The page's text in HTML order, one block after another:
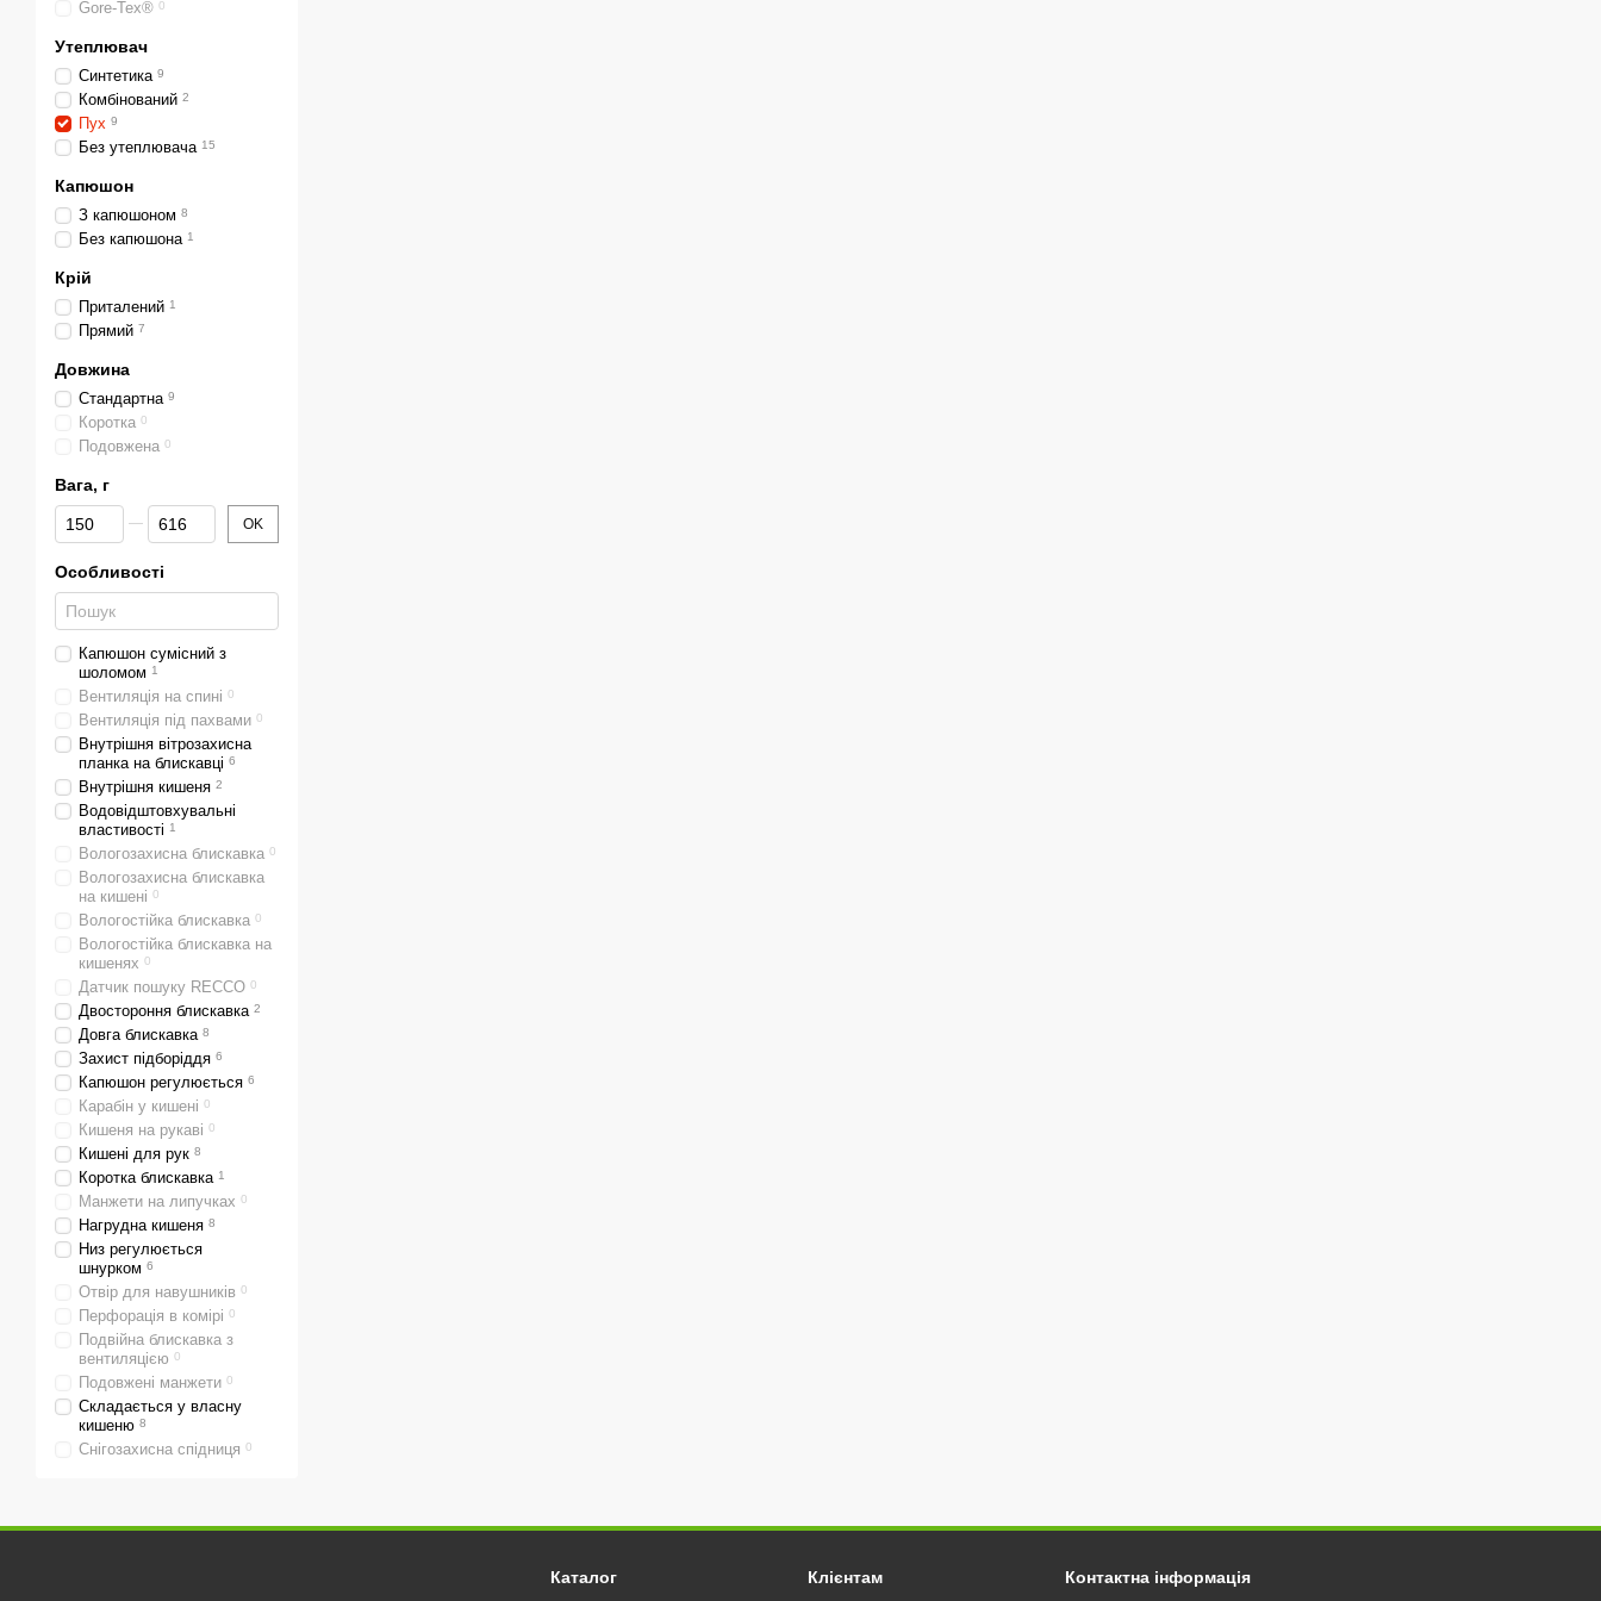
Gore-Tex® 0
Утеплювач
Синтетика 9
Комбінований 2
Пух 9
Без утеплювача 15
Капюшон
З капюшоном 8
Без капюшона 1
Крій
Приталений 1
Прямий 7
Довжина
Стандартна 9
Коротка 0
Подовжена 0
Вага, г
Від Вага, г
До Вага, г OK
Особливості
Капюшон сумісний з
шоломом 1
Вентиляція на спині 0
Вентиляція під пахвами 0
Внутрішня вітрозахисна
планка на блискавці 6
Внутрішня кишеня 2
Водовідштовхувальні
властивості 1
Вологозахисна блискавка 0
Вологозахисна блискавка
на кишені 0
Вологостійка блискавка 0
Вологостійка блискавка на
кишенях 0
Датчик пошуку RECCO 0
Двостороння блискавка 2
Довга блискавка 8
Захист підборіддя 6
Капюшон регулюється 6
Карабін у кишені 0
Кишеня на рукаві 0
Кишені для рук 8
Коротка блискавка 1
Манжети на липучках 0
Нагрудна кишеня 8
Низ регулюється
шнурком 6
Отвір для навушників 0
Перфорація в комірі 0
Подвійна блискавка з
вентиляцією 0
Подовжені манжети 0
Складається у власну
кишеню 8
Снігозахисна спідниця 0
Каталог Клієнтам Контактна інформація